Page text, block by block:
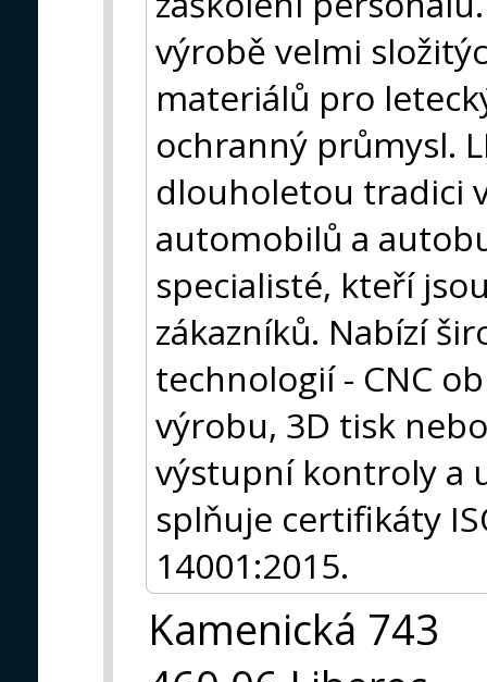
výrobě velmi
materiálů pro
ochranný průmysl.
dlouholetou tradici
automobilů a
specialisté, kteří
zákazníků. Nabízí
technologií - CNC
výrobu, 3D tisk
výstupní kontroly a
splňuje certifikáty
14001:2015.
Kamenická 743